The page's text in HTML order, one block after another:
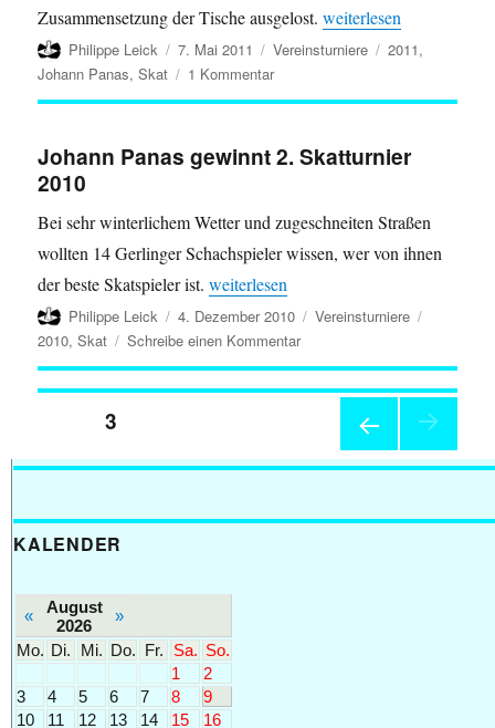
Zusammensetzung der Tische ausgelost.„Johann Panas gewinnt
weiterlesen
Autor
Philippe Leick
Veröffentlicht
am
7. Mai 2011 Kategorien
Vereinsturniere Schlagwörter
2011,
Johann Panas,Skat 1 Kommentarzu
Johann
1.
Johann Panas gewinnt 2. Skatturnier
2010
Bei sehr winterlichem Wetter und zugeschneiten Straßen
wollten 14 Gerlinger Schachspieler wissen, wer von ihnen
der beste Skatspieler ist.„Johann Panas gewinnt 2. Skatturnier
weiterlesen
Autor
Philippe Leick
Veröffentlicht
am
4. Dezember 2010 Kategorien
Vereinsturniere
2010,Skat Schreibe einen Kommentarzu
Johann
Panas
Skatturnier
Seitennummerierung
der
Beiträge
VOR
SEIT
SEITE3
KALENDER
«
August
2026
»
Mo. Di. Mi. Do. Fr. Sa. So.
1
2
3
4 5 6 7 8
9
10
11 12 13 14 15 16